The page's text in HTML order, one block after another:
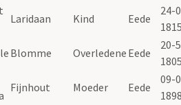
Laridaan Kind Eede
24-
Blomme Overledene Eede
20-
Fijnhout Moeder Eede
09-